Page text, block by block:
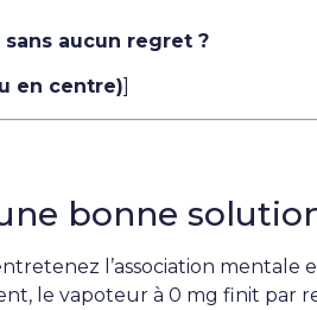
aucun regret ?
en centre)
bonne
l’association mentale
le vapoteur à 0 mg finit par